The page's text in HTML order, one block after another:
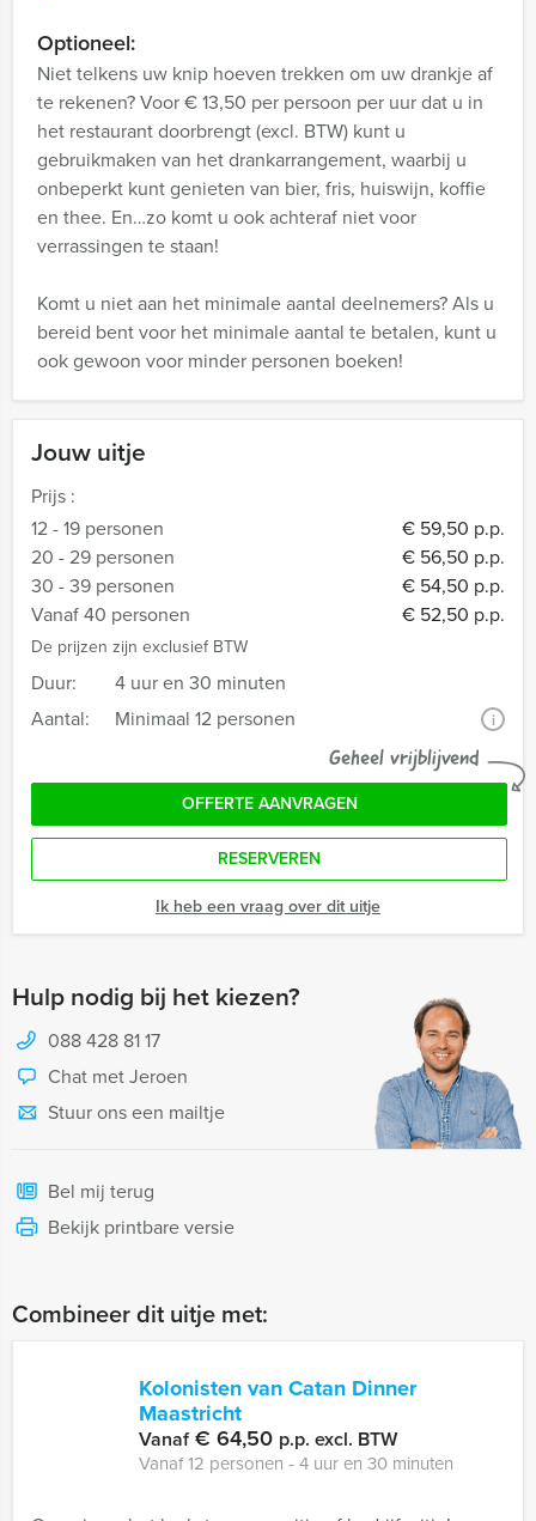
Jouw uitje
Prijs :
12 - 19 personen
€ 59,50 p.p.
20 - 29 personen
€ 56,50 p.p.
30 - 39 personen
€ 54,50 p.p.
Vanaf 40 personen
€ 52,50 p.p.
De prijzen zijn exclusief BTW
Duur:
4 uur en 30 minuten
Aantal:
Minimaal 12 personen i
Geheel vrijblijvend
OFFERTE AANVRAGEN
RESERVEREN
Ik heb een vraag over dit uitje
Hulp nodig bij het kiezen?
088 428 81 17
Chat met Jeroen
Stuur ons een mailtje
Bel mij terug
Bekijk printbare versie
Optioneel:
Niet telkens uw knip hoeven trekken om uw drankje af
te rekenen? Voor € 13,50 per persoon per uur dat u in
het restaurant doorbrengt (excl. BTW) kunt u
gebruikmaken van het drankarrangement, waarbij u
onbeperkt kunt genieten van bier, fris, huiswijn, koffie
en thee. En…zo komt u ook achteraf niet voor
verrassingen te staan!
Komt u niet aan het minimale aantal deelnemers? Als u
bereid bent voor het minimale aantal te betalen, kunt u
ook gewoon voor minder personen boeken!
Combineer dit uitje met:
Kolonisten van Catan Dinner
Maastricht
Vanaf€ 64,50 p.p. excl. BTW
Vanaf 12 personen ‐ 4 uur en 30 minuten